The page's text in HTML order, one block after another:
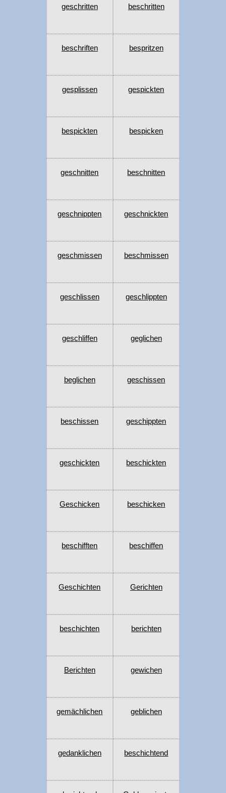
geschritten beschritten
beschriften bespritzen
gesplissen gespickten
bespickten bespicken
geschnitten beschnitten
geschnippten geschnickten
geschmissen beschmissen
geschlissen geschlippten
geschliffen geglichen
beglichen geschissen
beschissen geschippten
geschickten beschickten
Geschicken beschicken
beschifften beschiffen
Geschichten Gerichten
beschichten berichten
Berichten gewichen
gemächlichen geblichen
gedanklichen beschichtend